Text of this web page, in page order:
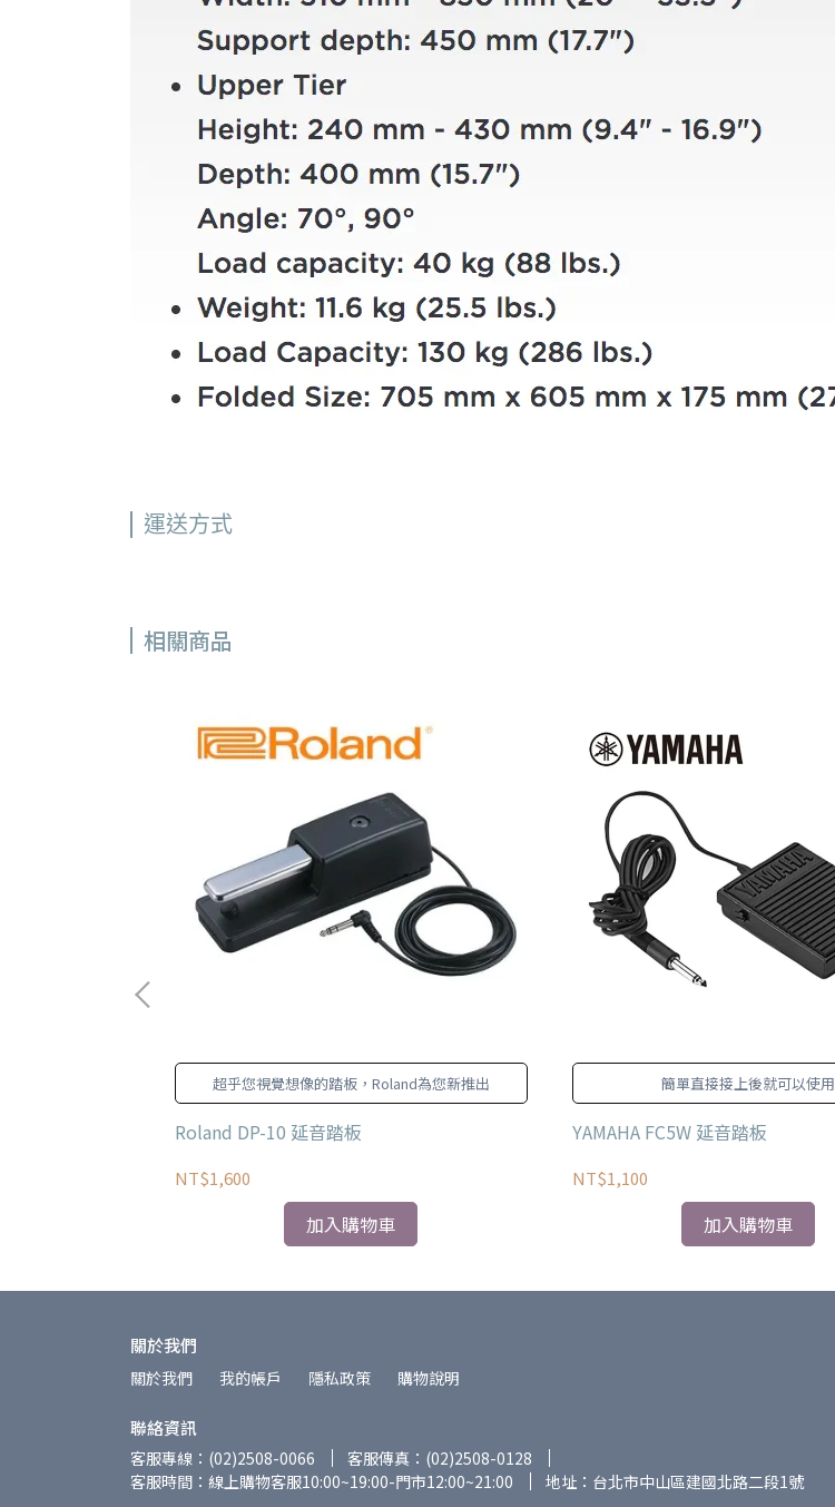
運送方式
相關商品
超乎您視覺想像的踏板，Roland為您新推出
Roland DP-10 延音踏板
NT$1,600
加入購物車
簡單直接接上後就可以使用
YAMAHA FC5W 延音踏板
NT$1,100
加入購物車
關於我們
關於我們 我的帳戶 隱私政策 購物說明
聯絡資訊
客服專線：(02)2508-0066
客服傳真：(02)2508-0128
客服時間：線上購物客服10:00~19:00-門市12:00~21:00
地址：台北市中山區建國北路二段1號